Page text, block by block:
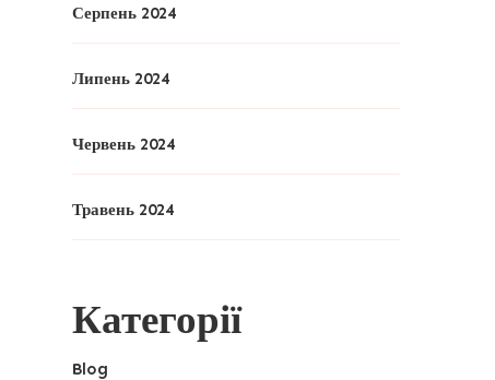
Серпень 2024
Липень 2024
Червень 2024
Травень 2024
Категорії
Blog